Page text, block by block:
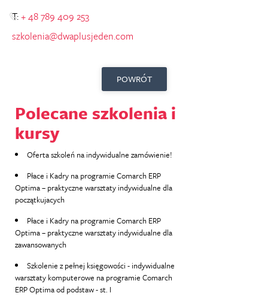
Polecane szkolenia i
kursy
Oferta szkoleń na indywidualne zamówienie!
Płace i Kadry na programie Comarch ERP
Optima – praktyczne warsztaty indywidualne dla
początkujacych
Płace i Kadry na programie Comarch ERP
Optima – praktyczne warsztaty indywidualne dla
zawansowanych
Szkolenie z pełnej księgowości - indywidualne
warsztaty komputerowe na programie Comarch
ERP Optima od podstaw - st. I
T:+ 48 789 409 253
szkolenia@dwaplusjeden.com
POWRÓT